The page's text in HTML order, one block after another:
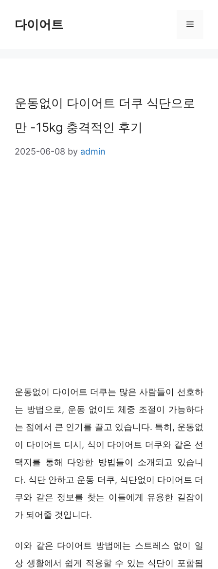
다이어트 Menu
운동없이 다이어트 더쿠 식단으로
만 -15kg 충격적인 후기
2025-06-08 by admin
운동없이 다이어트 더쿠는 많은 사람들이 선호하
는 방법으로, 운동 없이도 체중 조절이 가능하다
는 점에서 큰 인기를 끌고 있습니다. 특히, 운동없
이 다이어트 디시, 식이 다이어트 더쿠와 같은 선
택지를 통해 다양한 방법들이 소개되고 있습니
다. 식단 안하고 운동 더쿠, 식단없이 다이어트 더
쿠와 같은 정보를 찾는 이들에게 유용한 길잡이
가 되어줄 것입니다.
이와 같은 다이어트 방법에는 스트레스 없이 일
상 생활에서 쉽게 적용할 수 있는 식단이 포함됩